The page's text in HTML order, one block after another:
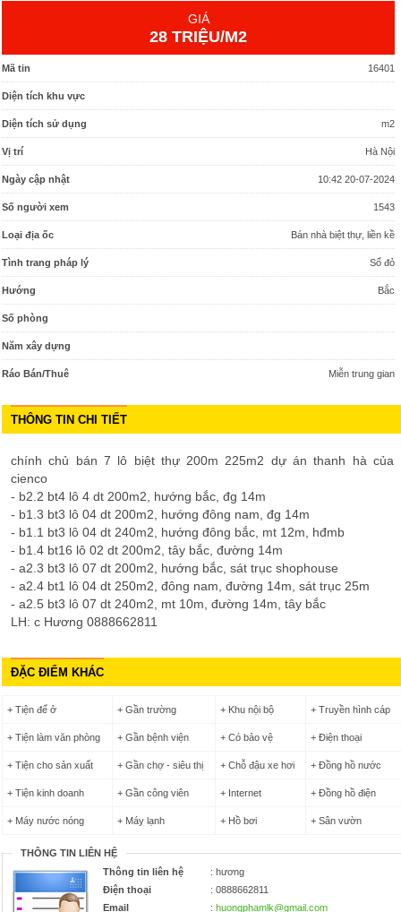
GIÁ
28 TRIỆU/M2
Mã tin 16401
Diện tích khu vực
Diện tích sử dụng m2
Vị trí Hà Nội
Ngày cập nhật 10:42 20-07-2024
Số người xem 1543
Loại địa ốc Bán nhà biệt thự, liền kề
Tình trang pháp lý Sổ đỏ
Hướng Bắc
Số phòng
Năm xây dựng
Ráo Bán/Thuê Miễn trung gian
THÔNG TIN CHI TIẾT
chính chủ bán 7 lô biệt thự 200m 225m2 dự án thanh hà của
cienco
- b2.2 bt4 lô 4 dt 200m2, hướng bắc, đg 14m
- b1.3 bt3 lô 04 dt 200m2, hướng đông nam, đg 14m
- b1.1 bt3 lô 04 dt 240m2, hướng đông bắc, mt 12m, hđmb
- b1.4 bt16 lô 02 dt 200m2, tây bắc, đường 14m
- a2.3 bt3 lô 07 dt 200m2, hướng bắc, sát trục shophouse
- a2.4 bt1 lô 04 dt 250m2, đông nam, đường 14m, sát trục 25m
- a2.5 bt3 lô 07 dt 240m2, mt 10m, đường 14m, tây bắc
LH: c Hương 0888662811
ĐẶC ĐIỂM KHÁC
+ Tiện để ở + Gần trường + Khu nội bộ + Truyền hình cáp
+ Tiện làm văn phòng + Gần bệnh viện + Có bảo vệ + Điện thoại
+ Tiện cho sản xuất + Gần chợ - siêu thị + Chỗ đậu xe hơi + Đồng hồ nước
+ Tiện kinh doanh + Gần công viên + Internet + Đồng hồ điện
+ Máy nước nóng + Máy lạnh + Hồ bơi + Sân vườn
THÔNG TIN LIÊN HỆ
Thông tin liên hệ
: hương
Điện thoại
: 0888662811
Email
: huongphamlk@gmail.com